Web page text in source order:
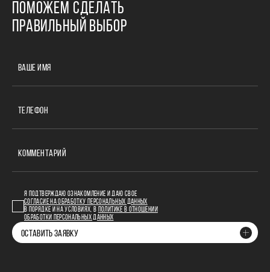
ПОМОЖЕМ СДЕЛАТЬ
ПРАВИЛЬНЫЙ ВЫБОР
ВАШЕ ИМЯ
ТЕЛЕФОН
КОММЕНТАРИЙ
Я ПОДТВЕРЖДАЮ ОЗНАКОМЛЕНИЕ И ДАЮ СВОЕ
СОГЛАСИЕ НА ОБРАБОТКУ ПЕРСОНАЛЬНЫХ ДАННЫХ
В ПОРЯДКЕ И НА УСЛОВИЯХ, В
ПОЛИТИКЕ В ОТНОШЕНИИ
ОБРАБОТКИ ПЕРСОНАЛЬНЫХ ДАННЫХ
ОСТАВИТЬ ЗАЯВКУ